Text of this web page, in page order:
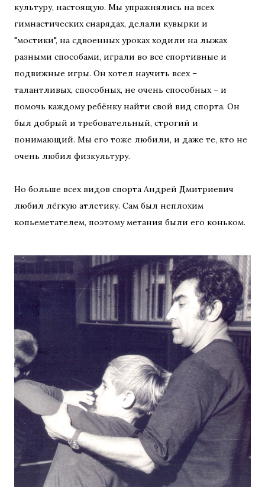
культуру, настоящую. Мы упражнялись на всех
гимнастических снарядах, делали кувырки и
"мостики", на сдвоенных уроках ходили на лыжах
разными способами, играли во все спортивные и
подвижные игры. Он хотел научить всех –
талантливых, способных, не очень способных – и
помочь каждому ребёнку найти свой вид спорта. Он
был добрый и требовательный, строгий и
понимающий. Мы его тоже любили, и даже те, кто не
очень любил физкультуру.
Но больше всех видов спорта Андрей Дмитриевич
любил лёгкую атлетику. Сам был неплохим
копьеметателем, поэтому метания были его коньком.